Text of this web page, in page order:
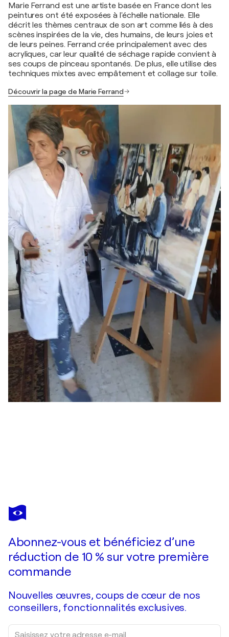
Marie Ferrand est une artiste basée en France dont les
peintures ont été exposées à l'échelle nationale. Elle
décrit les thèmes centraux de son art comme liés à des
scènes inspirées de la vie, des humains, de leurs joies et
de leurs peines. Ferrand crée principalement avec des
acryliques, car leur qualité de séchage rapide convient à
ses coups de pinceau spontanés. De plus, elle utilise des
techniques mixtes avec empâtement et collage sur toile.
Découvrir la page de Marie Ferrand
MARIE FERRAND
La mangue
Abonnez-vous et bénéficiez d’une
réduction de 10 % sur votre première
commande
Nouvelles œuvres, coups de cœur de nos
conseillers, fonctionnalités exclusives.